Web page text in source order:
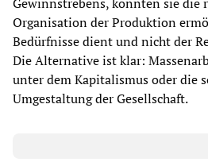
Organisation der Produktion
Bedürfnisse dient und nicht der
Die Alternative ist klar:
unter dem Kapitalismus oder die
Umgestaltung der Gesellschaft.